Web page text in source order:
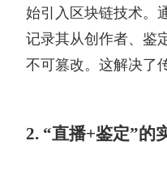
始引入区块链技术。
记录其从创作者、鉴
不可篡改。这解决了
2. “直播+鉴定”的